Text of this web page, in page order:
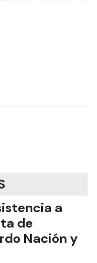
a
de
Nación y